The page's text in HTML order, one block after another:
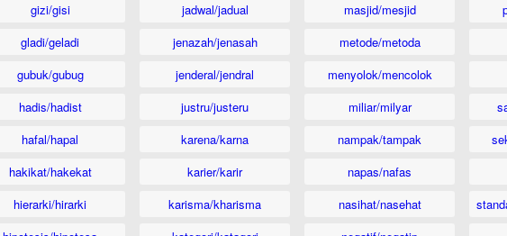
gizi/gisi
gladi/geladi
gubuk/gubug
hadis/hadist
hafal/hapal
hakikat/hakekat
hierarki/hirarki
jadwal/jadual
jenazah/jenasah
jenderal/jendral
justru/justeru
karena/karna
karier/karir
karisma/kharisma
masjid/mesjid
metode/metoda
menyolok/mencolok
miliar/milyar
nampak/tampak
napas/nafas
nasihat/nasehat